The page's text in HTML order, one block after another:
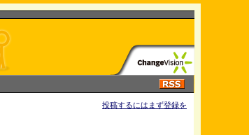
投稿するにはまず登録を